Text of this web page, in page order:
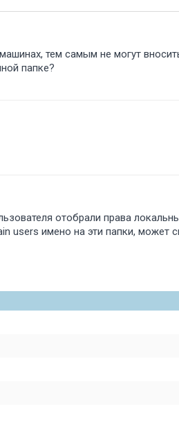
тем самым не могут
папке
отобрали права
users имено на эти папки, может